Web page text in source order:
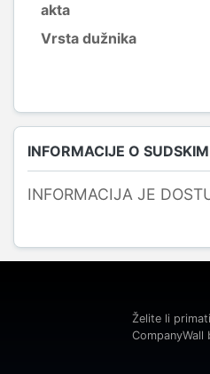
akta
Vrsta dužnika
INFORMACIJE O
INFORMACIJA JE
Želite li
CompanyWall